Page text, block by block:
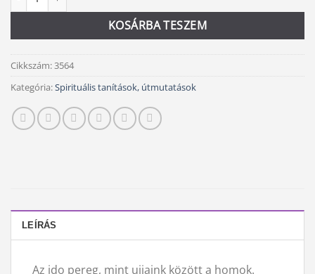
KOSÁRBA TESZEM
Cikkszám:3564
Kategória:Spirituális tanítások, útmutatások
LEÍRÁS
Az ido pereg, mint ujjaink között a homok.